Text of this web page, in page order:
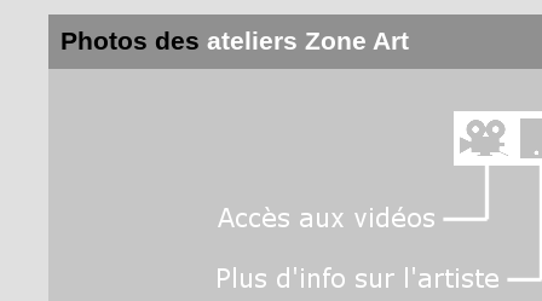
Photos des ateliers Zone Art